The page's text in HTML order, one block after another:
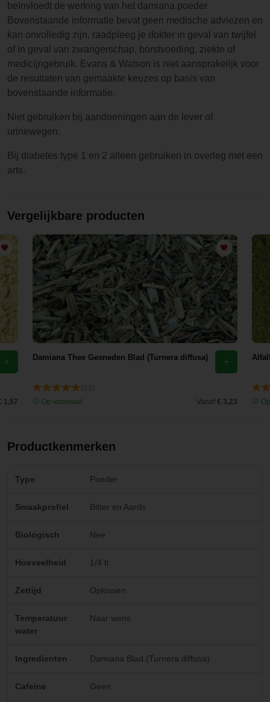
beïnvloedt de werking van het damiana poeder.
Bovenstaande informatie bevat geen medische adviezen en
kan onvolledig zijn, raadpleeg je dokter in geval van twijfel
of in geval van zwangerschap, borstvoeding, ziekte of
medicijngebruik. Evans & Watson is niet aansprakelijk voor
de resultaten van gemaakte keuzes op basis van
bovenstaande informatie.
Niet gebruiken bij aandoeningen aan de lever of
urinewegen.
Bij diabetes type 1 en 2 alleen gebruiken in overleg met een
arts.
Vergelijkbare producten
1,57
Damiana Thee Gesneden Blad (Turnera diffusa)
Op voorraad
Vanaf € 3,23
Productkenmerken
Type Poeder
Smaakprofiel Bitter en Aards
Biologisch Nee
Hoeveelheid 1/4 tl
Zettijd Oplossen
Temperatuur
water
Naar wens
Ingredienten Damiana Blad (Turnera diffusa)
Cafeine Geen